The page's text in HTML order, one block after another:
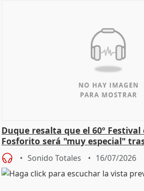
Duque resalta que el 60º
Fosforito será "muy especial"
Sonido Totales 16/07/2026